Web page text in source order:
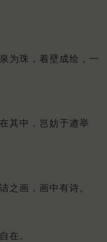
为珠，着壁成绘，一
其中，岂妨于遒举
之画，画中有诗。
在。